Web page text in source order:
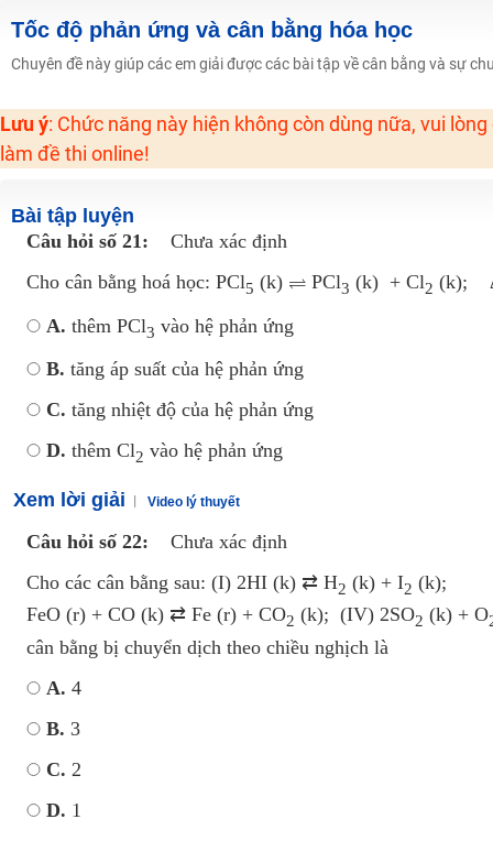
Học online lớp 2 với thầy cô giáo giỏi, nổi tiếng
2K6! Lộ Trình Sun 2024 - Ba bước luyện thi TN THPT - ĐH ít nhất 25 điểm
Khuyến Mãi Khoá Học 1K Chỉ Từ 11-13/09/2024
Đồng giá khóa học 499K - 399K (13/11-15/11)
Khai giảng khóa Ngữ văn 7 - xây nền vững chắc cho tương lai!
Tốc độ phản ứng và cân bằng hóa học
Chuyên đề này giúp các em giải được các bài tập về cân bằng và sự
Lưu ý: Chức năng này hiện không còn dùng nữa, vui
làm đề thi online!
Bài tập luyện
Câu hỏi số 21:
Chưa xác định
Cho cân bằng hoá học: PCl5 (k) PCl3 (k) + Cl2 (k);
A. thêm PCl3 vào hệ phản ứng
B. tăng áp suất của hệ phản ứng
C. tăng nhiệt độ của hệ phản ứng
D. thêm Cl2 vào hệ phản ứng
Xem lời giải Video lý thuyết
Câu hỏi số 22:
Chưa xác định
Cho các cân bằng sau: (I) 2HI (k) ⇄ H2 (k) + I2 (k);
FeO (r) + CO (k) ⇄ Fe (r) + CO2 (k); (IV) 2SO2 (k) + O
cân bằng bị chuyển dịch theo chiều nghịch là
A. 4
B. 3
C. 2
D. 1